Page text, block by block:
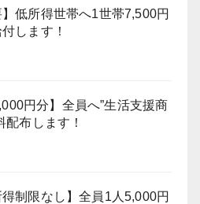
】低所得世帯へ1世帯7,500円
します！
円分】全員へ”生活支援商
配布します！
得制限なし】全員1人5,000円